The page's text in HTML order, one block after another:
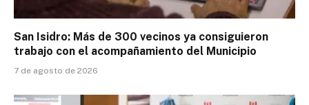
San Isidro: Más de 300 vecinos ya consiguieron
trabajo con el acompañamiento del Municipio
7 de agosto de 2026